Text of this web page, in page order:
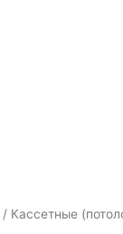
/ Кассетные